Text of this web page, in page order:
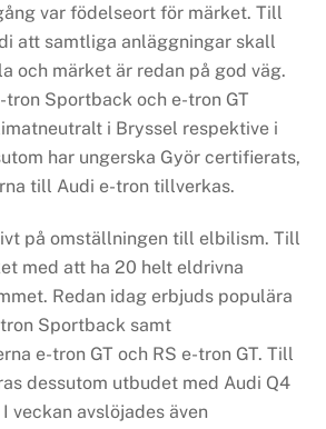
var födelseort för märket. Till
att samtliga anläggningar skall
och märket är redan på god väg.
Sportback och e-tron GT
i Bryssel respektive i
har ungerska Györ certifierats,
till Audi e-tron tillverkas.
på omställningen till elbilism. Till
med att ha 20 helt eldrivna
Redan idag erbjuds populära
Sportback samt
e-tron GT och RS e-tron GT. Till
dessutom utbudet med Audi Q4
veckan avslöjades även